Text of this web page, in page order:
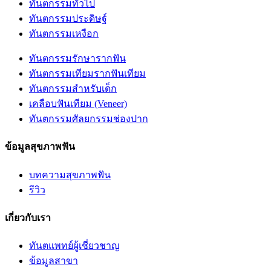
ทันตกรรมทั่วไป
ทันตกรรมประดิษฐ์
ทันตกรรมเหงือก
ทันตกรรมรักษารากฟัน
ทันตกรรมเทียมรากฟันเทียม
ทันตกรรมสำหรับเด็ก
เคลือบฟันเทียม (Veneer)
ทันตกรรมศัลยกรรมช่องปาก
ข้อมูลสุขภาพฟัน
บทความสุขภาพฟัน
รีวิว
เกี่ยวกับเรา
ทันตแพทย์ผู้เชี่ยวชาญ
ข้อมูลสาขา